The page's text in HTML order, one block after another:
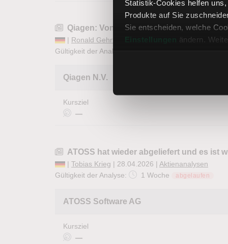
Statistik-Cookies helfen
Produkte auf Sie
Sie entscheiden, welche
Einstellungen
ändern.
Qiagen: Von der Übertreibung direkt in
| Ronald Gehrt | 29.04.2026 |
Aktienanalysen
Gültigkeit der Analyse:
Qiagen N.V.
Kursziel
—
ATOSS hat wieder abgeliefert und es ist
| Tobias Krieg | 28.04.2026 | Aktienanalysen
Gültigkeit der Analyse:
1 Woche abgelaufen
ATOSS Software AG
Kursziel
—